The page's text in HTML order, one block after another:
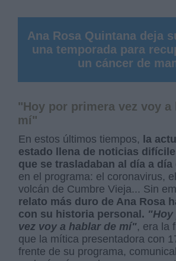
Ana Rosa Quintana deja
una temporada para
un cáncer de
"Hoy por primera vez voy a
mí"
En estos últimos tiempos,
la
estado llena de noticias
que se trasladaban al día a día
en el programa: el coronavirus,
volcán de Cumbre Vieja... Sin
relato más duro de Ana Rosa
con su historia personal. "Hoy
vez voy a hablar de mí", era la
que la mítica presentadora con
frente de su programa,